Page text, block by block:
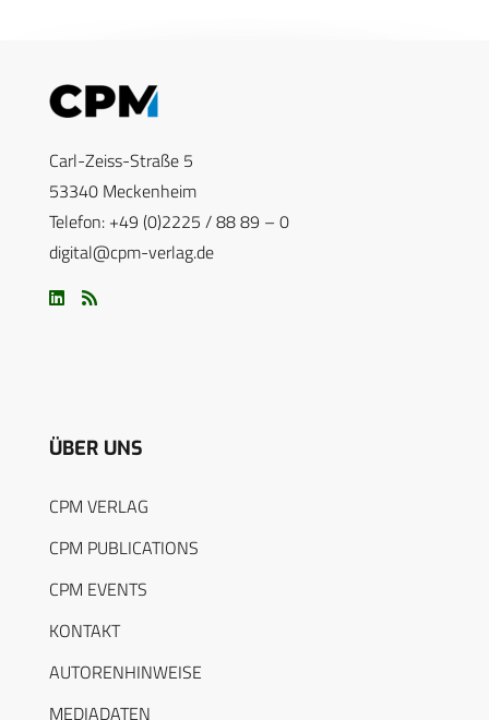
Carl-Zeiss-Straße 5
53340 Meckenheim
Telefon: +49 (0)2225 / 88 89 – 0
digital@cpm-verlag.de
ÜBER UNS
CPM VERLAG
CPM PUBLICATIONS
CPM EVENTS
KONTAKT
AUTORENHINWEISE
MEDIADATEN